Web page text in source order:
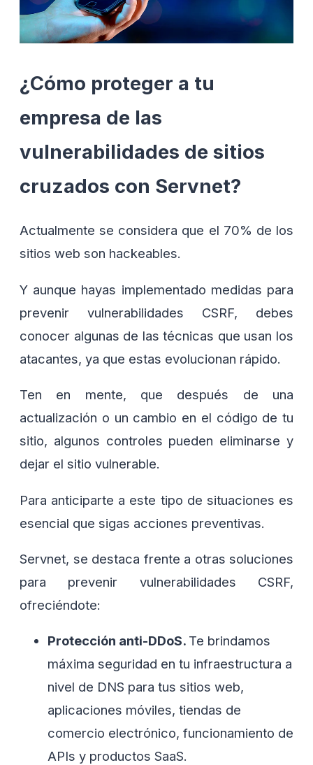
¿Cómo proteger a tu
empresa de las
vulnerabilidades de sitios
cruzados con Servnet?
Actualmente se considera que el 70% de los
sitios web son hackeables.
Y aunque hayas implementado medidas para
prevenir vulnerabilidades CSRF, debes
conocer algunas de las técnicas que usan los
atacantes, ya que estas evolucionan rápido.
Ten en mente, que después de una
actualización o un cambio en el código de tu
sitio, algunos controles pueden eliminarse y
dejar el sitio vulnerable.
Para anticiparte a este tipo de situaciones es
esencial que sigas acciones preventivas.
Servnet, se destaca frente a otras soluciones
para prevenir vulnerabilidades CSRF,
ofreciéndote:
Protección anti-DDoS. Te brindamos
máxima seguridad en tu infraestructura a
nivel de DNS para tus sitios web,
aplicaciones móviles, tiendas de
comercio electrónico, funcionamiento de
APIs y productos SaaS.